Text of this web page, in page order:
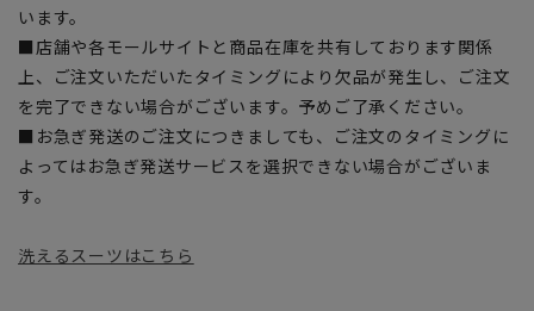
います。
■店舗や各モールサイトと商品在庫を共有しております関係
上、ご注文いただいたタイミングにより欠品が発生し、ご注文
を完了できない場合がございます。予めご了承ください。
■お急ぎ発送のご注文につきましても、ご注文のタイミングに
よってはお急ぎ発送サービスを選択できない場合がございま
す。
洗えるスーツはこちら